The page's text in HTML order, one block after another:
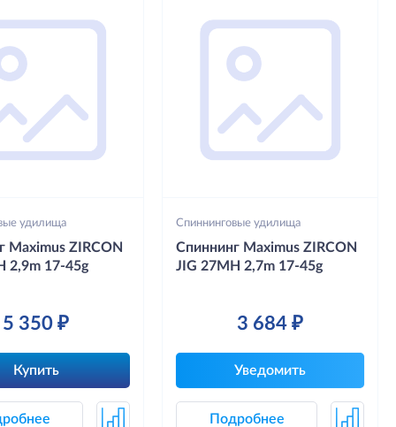
удилища
Maximus ZIRCON
2,9m 17-45g
5 350 ₽
Купить
Спиннинговые удилища
Спиннинг Maximus ZIRCON
JIG 27MH 2,7m 17-45g
3 684 ₽
Уведомить
Подробнее